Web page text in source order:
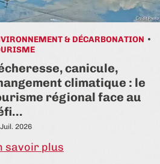
& DÉCARBONATION
canicule,
climatique : le
régional face au
2026
savoir plus